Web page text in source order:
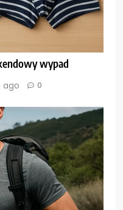
wypad
ago 0